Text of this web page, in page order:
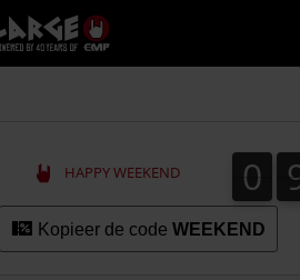
Large
–
Muziek-,
+
kleding
HAPPY WEEKEND 0
0
Kopieer de code WEEKEND